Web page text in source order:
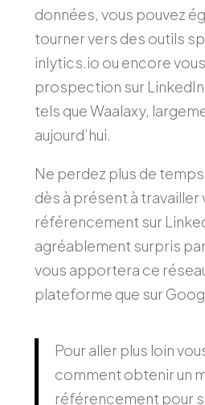
données, vous pouvez
tourner vers des outils
inlytics.io ou encore
prospection sur
tels que Waalaxy,
aujourd’hui.
Ne perdez plus de
dès à présent à travailler
référencement sur
agréablement surpris
vous apportera ce
plateforme que sur
Pour aller plus loin
comment obtenir un
référencement pour